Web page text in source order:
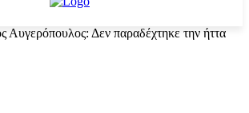
Αυγερόπουλος: Δεν παραδέχτηκε την ήττα